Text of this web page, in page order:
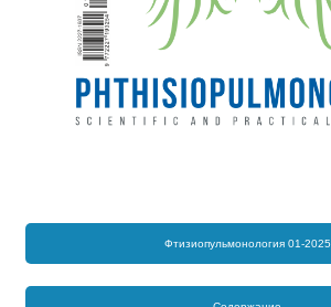
Фтизиопульмонология 01-2025